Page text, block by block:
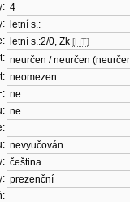
4
letní s.:
letní s.:2/0, Zk [HT]
neurčen / neurčen
neomezen
ne
ne
nevyučován
čeština
prezenční